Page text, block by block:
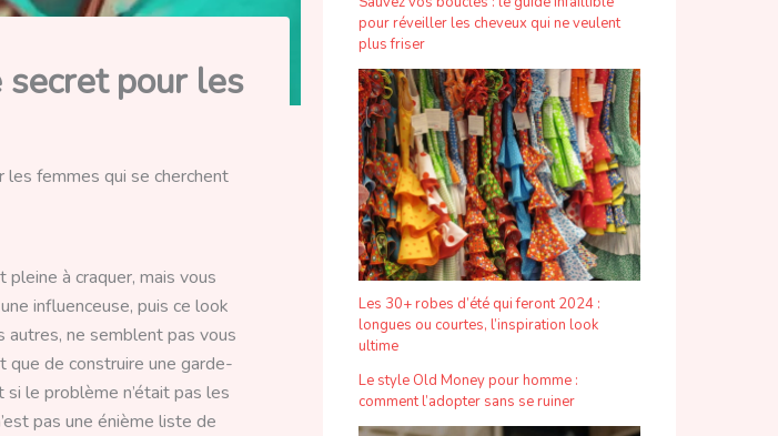
pour les
femmes qui se cherchent
à craquer, mais vous
influenceuse, puis ce look
autres, ne semblent pas vous
que de construire une garde-
le problème n’était pas les
pas une énième liste de
pour réveiller les cheveux qui ne veulent
plus friser
Les 30+ robes d’été qui feront 2024 :
longues ou courtes, l’inspiration look
ultime
Le style Old Money pour homme :
comment l’adopter sans se ruiner